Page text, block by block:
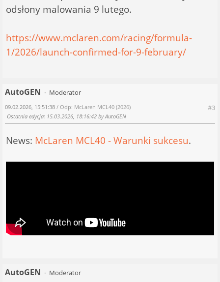
odsłony malowania 9 lutego.
https://www.mclaren.com/racing/formula-
1/2026/launch-confirmed-for-9-february/
AutoGEN
Moderator
#3
09.02.2026, 15:51:38 / Odp: McLaren MCL40 (2026)
Ostatnia edycja: 15.03.2026, 18:16:42 by AutoGEN
News: McLaren MCL40 - Warunki sukcesu.
AutoGEN Moderator